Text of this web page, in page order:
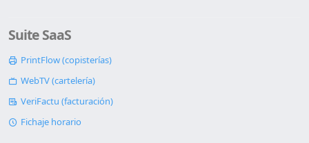
Suite SaaS
PrintFlow (copisterías)
WebTV (cartelería)
VeriFactu (facturación)
Fichaje horario